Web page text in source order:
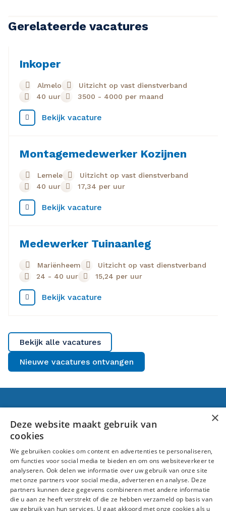
chain risico's
Signaleren van inkooptrends en
kostenbesparingen
Samenwerken met verkoop, logistiek, engineering,
planning en productie
Salaris tussen €3.500 en €4.000 bruto per maand
Maar liefst 48 vakantiedagen per jaar
Veel ruimte voor ontwikkeling en opleidingen
Werken bij een innovatieve technische marktleider
impact maakt.
omgeving? Solliciteer vandaag nog op deze vacature
Inkoper in Almelo!
Gerelateerde vacatures
Inkoper
Almelo
Uitzicht op vast dienstverband
40 uur
3500 - 4000 per maand
Bekijk vacature
Montagemedewerker Kozijnen
Lemele
Uitzicht op vast dienstverband
40 uur
17,34 per uur
Bekijk vacature
Medewerker Tuinaanleg
Mariënheem
Uitzicht op vast dienstverband
24 - 40 uur
15,24 per uur
Bekijk vacature
Bekijk alle vacatures
Nieuwe vacatures ontvangen
Banen in Raalte
Over ons
Volg ons
×
Deze website maakt gebruik van
cookies
We gebruiken cookies om content en advertenties te personaliseren,
om functies voor social media te bieden en om ons websiteverkeer te
analyseren. Ook delen we informatie over uw gebruik van onze site
met onze partners voor social media, adverteren en analyse. Deze
partners kunnen deze gegevens combineren met andere informatie
die u aan ze heeft verstrekt of die ze hebben verzameld op basis van
uw gebruik van hun services. U gaat akkoord met onze cookies als u